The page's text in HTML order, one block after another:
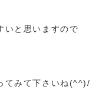
いと思いますので
てみて下さいね(^^)/